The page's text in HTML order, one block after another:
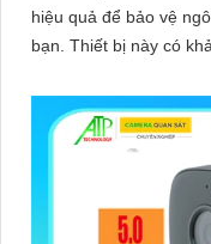
hiệu quả để bảo vệ
bạn. Thiết bị này có